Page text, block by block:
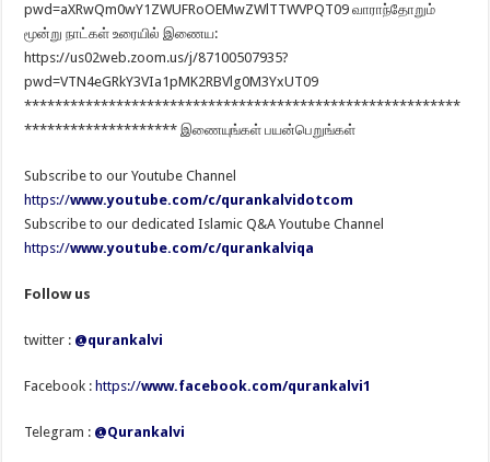
pwd=aXRwQm0wY1ZWUFRoOEMwZWlTTWVPQT09 வாராந்தோறும்
மூன்று நாட்கள் உரையில் இணைய:
https://us02web.zoom.us/j/87100507935?
pwd=VTN4eGRkY3VIa1pMK2RBVlg0M3YxUT09
*********************************************************
******************** இணையுங்கள் பயன்பெறுங்கள்
Subscribe to our Youtube Channel
https://www.youtube.com/c/qurankalvidotcom
Subscribe to our dedicated Islamic Q&A Youtube Channel
https://www.youtube.com/c/qurankalviqa
Follow us
twitter : @qurankalvi
Facebook : https://www.facebook.com/qurankalvi1
Telegram : @Qurankalvi